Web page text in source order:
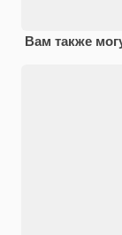
Вам также